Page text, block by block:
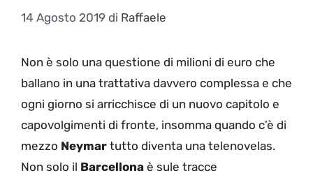
14 Agosto 2019 di Raffaele
Non è solo una questione di milioni di euro che
ballano in una trattativa davvero complessa e che
ogni giorno si arricchisce di un nuovo capitolo e
capovolgimenti di fronte, insomma quando c’è di
mezzo Neymar tutto diventa una telenovelas.
Non solo il Barcellona è sule tracce